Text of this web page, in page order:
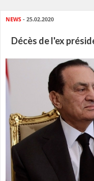
NEWS - 25.02.2020
Décès de l'ex